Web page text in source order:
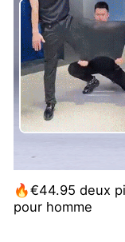
🔥€44.95 deux
pour homme